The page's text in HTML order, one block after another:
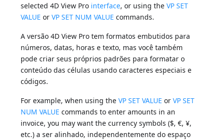
selected 4D View Pro interface, or using theVP SET
VALUE orVP SET NUM VALUE commands.
A versão 4D View Pro tem formatos embutidos para
números, datas, horas e texto, mas você também
pode criar seus próprios padrões para formatar o
conteúdo das células usando caracteres especiais e
códigos.
For example, when using theVP SET VALUE orVP SET
NUM VALUE commands to enter amounts in an
invoice, you may want the currency symbols ($, €, ¥,
etc.) a ser alinhado, independentemente do espaço